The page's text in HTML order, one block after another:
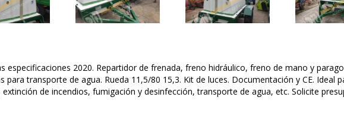
especificaciones 2020. Repartidor de frenada, freno hidráulico, freno de mano y
para transporte de agua. Rueda 11,5/80 15,3. Kit de luces. Documentación y CE. Ideal
de incendios, fumigación y desinfección, transporte de agua, etc. Solicite